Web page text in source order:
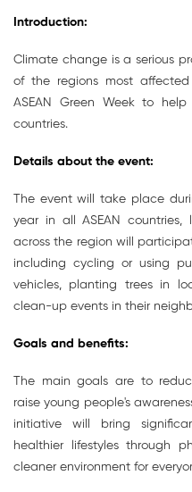
Introduction:
Climate change is a serious
of the regions most
ASEAN Green Week to
countries.
Details about the event:
The event will take place
year in all ASEAN
across the region will
including cycling or using
vehicles, planting trees in
clean-up events in their
Goals and benefits:
The main goals are to
raise young people's
initiative will bring
healthier lifestyles through
cleaner environment for